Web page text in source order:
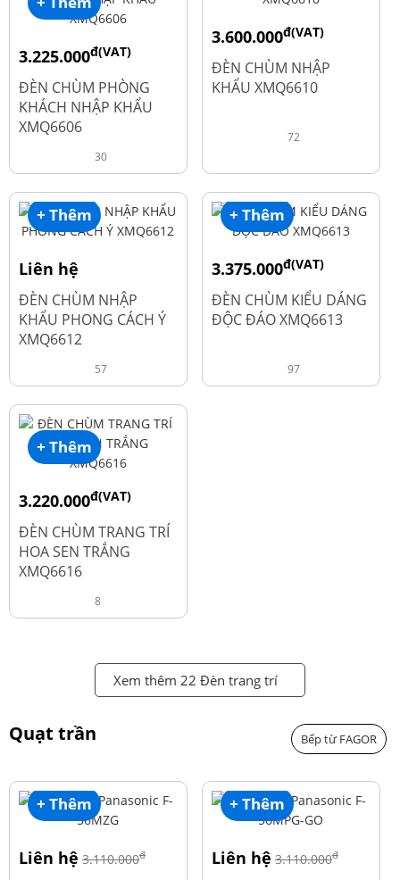
3.225.000đ(VAT)
4.300.000
ĐÈN CHÙM PHÒNG
KHÁCH NHẬP KHẨU
XMQ6606
30
3.600.000đ(VAT)
4.800.000
ĐÈN CHÙM NHẬP
KHẨU XMQ6610
72
+ Thêm
Liên hệ
ĐÈN CHÙM NHẬP
KHẨU PHONG CÁCH Ý
XMQ6612
57
+ Thêm
3.375.000đ(VAT)
4.500.000
ĐÈN CHÙM KIỂU DÁNG
ĐỘC ĐÁO XMQ6613
97
+ Thêm
3.220.000đ(VAT)
4.600.000
ĐÈN CHÙM TRANG TRÍ
HOA SEN TRẮNG
XMQ6616
8
Xem thêm 22 Đèn trang trí
Quạt trần Bếp từ FAGOR
+ Thêm
Liên hệ 3.110.000đ
+ Thêm
Liên hệ 3.110.000đ